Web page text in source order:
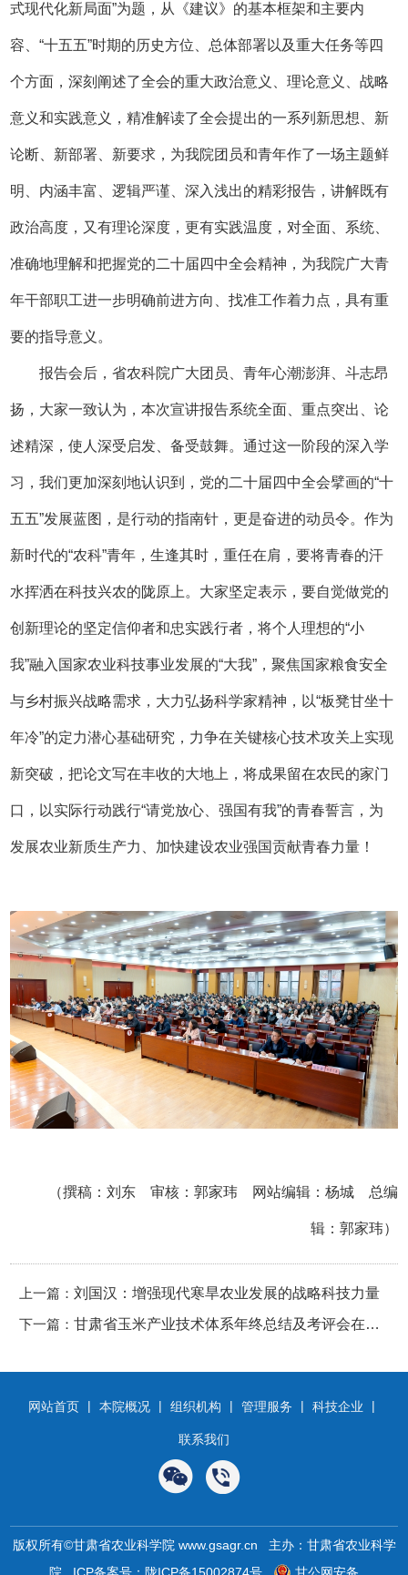
式现代化新局面”为题，从《建议》的基本框架和主要内
容、“十五五”时期的历史方位、总体部署以及重大任务等四
个方面，深刻阐述了全会的重大政治意义、理论意义、战略
意义和实践意义，精准解读了全会提出的一系列新思想、新
论断、新部署、新要求，为我院团员和青年作了一场主题鲜
明、内涵丰富、逻辑严谨、深入浅出的精彩报告，讲解既有
政治高度，又有理论深度，更有实践温度，对全面、系统、
准确地理解和把握党的二十届四中全会精神，为我院广大青
年干部职工进一步明确前进方向、找准工作着力点，具有重
要的指导意义。
报告会后，省农科院广大团员、青年心潮澎湃、斗志昂
扬，大家一致认为，本次宣讲报告系统全面、重点突出、论
述精深，使人深受启发、备受鼓舞。通过这一阶段的深入学
习，我们更加深刻地认识到，党的二十届四中全会擘画的“十
五五”发展蓝图，是行动的指南针，更是奋进的动员令。作为
新时代的“农科”青年，生逢其时，重任在肩，要将青春的汗
水挥洒在科技兴农的陇原上。大家坚定表示，要自觉做党的
创新理论的坚定信仰者和忠实践行者，将个人理想的“小
我”融入国家农业科技事业发展的“大我”，聚焦国家粮食安全
与乡村振兴战略需求，大力弘扬科学家精神，以“板凳甘坐十
年冷”的定力潜心基础研究，力争在关键核心技术攻关上实现
新突破，把论文写在丰收的大地上，将成果留在农民的家门
口，以实际行动践行“请党放心、强国有我”的青春誓言，为
发展农业新质生产力、加快建设农业强国贡献青春力量！
（撰稿：刘东 审核：郭家玮 网站编辑：杨城 总编
辑：郭家玮）
上一篇：刘国汉：增强现代寒旱农业发展的战略科技力量
下一篇：甘肃省玉米产业技术体系年终总结及考评会在兰
网站首页 | 本院概况 | 组织机构 | 管理服务 | 科技企业 |
联系我们
版权所有©甘肃省农业科学院 www.gsagr.cn 主办：甘肃省农业科学